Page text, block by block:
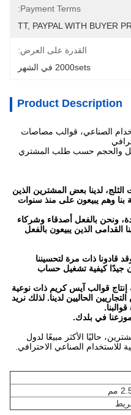
Payment Terms:
TT, PAYPAL WITH BUYER
القدرة على العرض:
2000sets في الشهر
Product Description
الصناعي، قوالب مصاصات
بنسبة 100% بالشكل والحجم حسب طلب المشتري
لدينا بعض المشترين الذين
وهم يبيعون على منذ سنوات
ونحن بالفعل أصدقاء وشركاء
الذين يبيعون بالفعل
قادونا ذات مرة لتحسيننا
جيدًا كيفية تشغيل حساب
إنتاج قوالب آيس كريم ذات نوعية
الحاليين لدينا. لذلك نريد
في بلدك.
حاليًا الأكثر مبيعًا لدول
الصناعي الاحترافي.